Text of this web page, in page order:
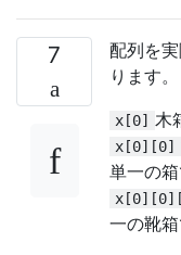
7
配列を
ります。
x[0] 木
x[0][0]
単一の箱
一の靴箱